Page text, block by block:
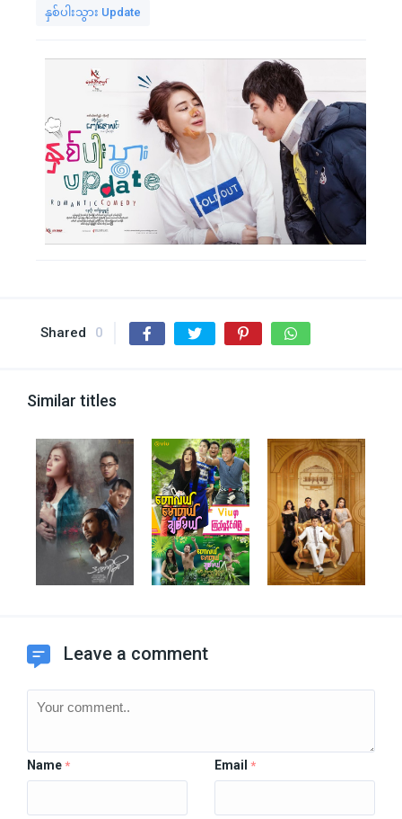
နှစ်ပါးသွား Update
Shared 0
Similar titles
Leave a comment
Name * Email *